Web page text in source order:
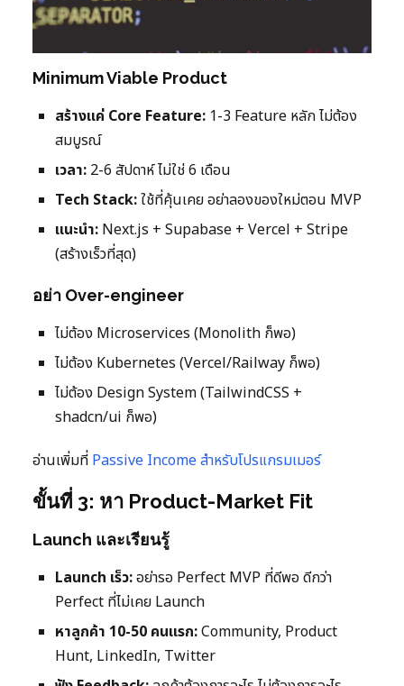
Minimum Viable Product
สร้างแค่ Core Feature: 1-3 Feature หลัก ไม่ต้อง
สมบูรณ์
เวลา: 2-6 สัปดาห์ ไม่ใช่ 6 เดือน
Tech Stack:ใช้ที่คุ้นเคย อย่าลองของใหม่ตอน MVP
แนะนำ: Next.js + Supabase + Vercel + Stripe
(สร้างเร็วที่สุด)
อย่า Over-engineer
ไม่ต้อง Microservices (Monolith ก็พอ)
ไม่ต้อง Kubernetes (Vercel/Railway ก็พอ)
ไม่ต้อง Design System (TailwindCSS +
shadcn/ui ก็พอ)
อ่านเพิ่มที่ Passive Income สำหรับโปรแกรมเมอร์
ขั้นที่ 3: หา Product-Market Fit
Launch และเรียนรู้
Launch เร็ว:อย่ารอ Perfect MVP ที่ดีพอ ดีกว่า
Perfect ที่ไม่เคย Launch
หาลูกค้า 10-50 คนแรก:Community, Product
Hunt, LinkedIn, Twitter